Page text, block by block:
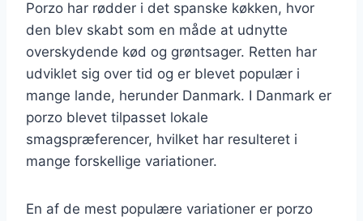
Porzo har rødder i det spanske køkken, hvor
den blev skabt som en måde at udnytte
overskydende kød og grøntsager. Retten har
udviklet sig over tid og er blevet populær i
mange lande, herunder Danmark. I Danmark er
porzo blevet tilpasset lokale
smagspræferencer, hvilket har resulteret i
mange forskellige variationer.
En af de mest populære variationer er porzo